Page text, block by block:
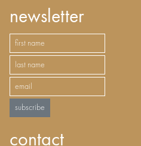
newsletter
subscribe
contact